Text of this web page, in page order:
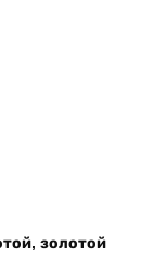
золотой